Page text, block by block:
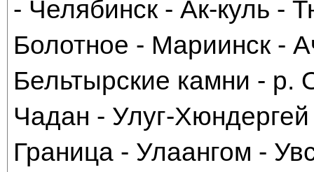
- Челябинск - Ак-куль -
Болотное - Мариинск -
Бельтырские камни -
Чадан - Улуг-
Граница - Улаангом -